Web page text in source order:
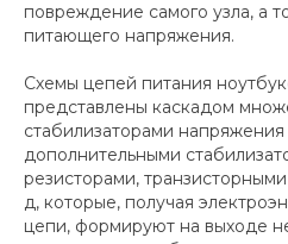
повреждение самого узла, а
питающего напряжения.
Схемы цепей питания
представлены каскадом
стабилизаторами
дополнительными
резисторами,
д, которые, получая
цепи, формируют на выходе